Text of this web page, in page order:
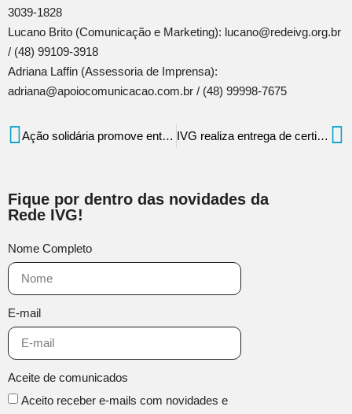
3039-1828
Lucano Brito (Comunicação e Marketing): lucano@redeivg.org.br
/ (48) 99109-3918
Adriana Laffin (Assessoria de Imprensa):
adriana@apoiocomunicacao.com.br / (48) 99998-7675
Ação solidária promove entrega de 15 mil cestas básicas em 19 cidades de SC IVG realiza entrega de certificado a jovens participantes do Projeto Pode Crer nesta terça
Fique por dentro das novidades da
Rede IVG!
Nome Completo
E-mail
Aceite de comunicados
Aceito receber e-mails com novidades e